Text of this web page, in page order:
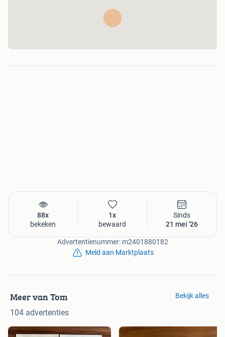
88x
bekeken
1x
bewaard
Sinds
21 mei '26
Advertentienummer: m2401880182
Meld aan Marktplaats
Meer van Tom
104 advertenties
Bekijk alles